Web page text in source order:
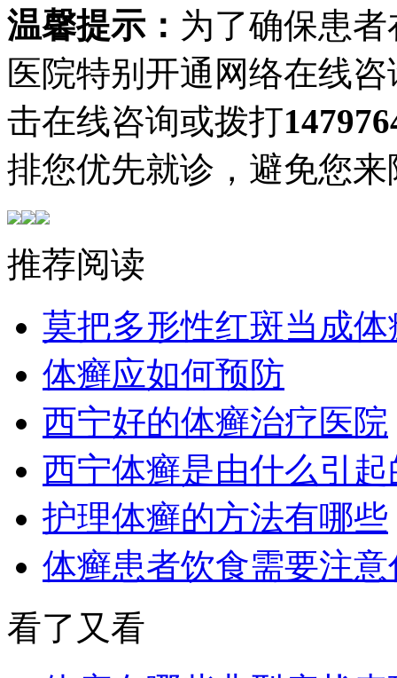
温馨提示： 为了确保患
医院特别开通网络在线
击在线咨询或拨打
排您优先就诊，避免您
推荐阅读
莫把多形性红斑当成体
体癣应如何预防
西宁好的体癣治疗医院
西宁体癣是由什么引起
护理体癣的方法有哪些
体癣患者饮食需要注意
看了又看